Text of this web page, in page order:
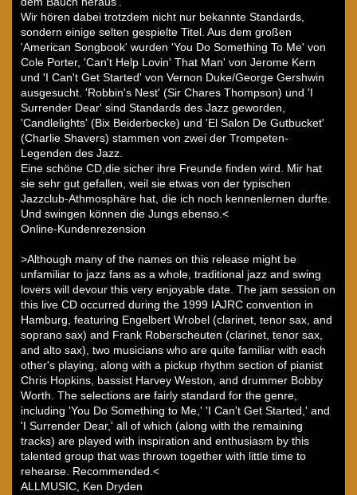
Wir hören dabei trotzdem nicht nur bekannte Standards,
sondern einige selten gespielte Titel. Aus dem großen
'American Songbook' wurden 'You Do Something To Me' von
Cole Porter, 'Can't Help Lovin' That Man' von Jerome Kern
und 'I Can't Get Started' von Vernon Duke/George Gershwin
ausgesucht. 'Robbin's Nest' (Sir Chares Thompson) und 'I
Surrender Dear' sind Standards des Jazz geworden,
'Candlelights' (Bix Beiderbecke) und 'El Salon De Gutbucket'
(Charlie Shavers) stammen von zwei der Trompeten-
Legenden des Jazz.
Eine schöne CD,die sicher ihre Freunde finden wird. Mir hat
sie sehr gut gefallen, weil sie etwas von der typischen
Jazzclub-Athmosphäre hat, die ich noch kennenlernen durfte.
Und swingen können die Jungs ebenso.<
Online-Kundenrezension
>Although many of the names on this release might be
unfamiliar to jazz fans as a whole, traditional jazz and swing
lovers will devour this very enjoyable date. The jam session on
this live CD occurred during the 1999 IAJRC convention in
Hamburg, featuring Engelbert Wrobel (clarinet, tenor sax, and
soprano sax) and Frank Roberscheuten (clarinet, tenor sax,
and alto sax), two musicians who are quite familiar with each
other's playing, along with a pickup rhythm section of pianist
Chris Hopkins, bassist Harvey Weston, and drummer Bobby
Worth. The selections are fairly standard for the genre,
including 'You Do Something to Me,' 'I Can't Get Started,' and
'I Surrender Dear,' all of which (along with the remaining
tracks) are played with inspiration and enthusiasm by this
talented group that was thrown together with little time to
rehearse. Recommended.<
ALLMUSIC, Ken Dryden